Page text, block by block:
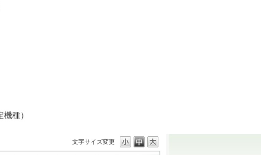
文字サイズ変更